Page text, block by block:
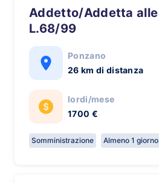
Addetto/Addetta alle pulizie
L.68/99
Ponzano
26 km di distanza
lordi/mese
1700 €
Somministrazione Almeno 1 giorno